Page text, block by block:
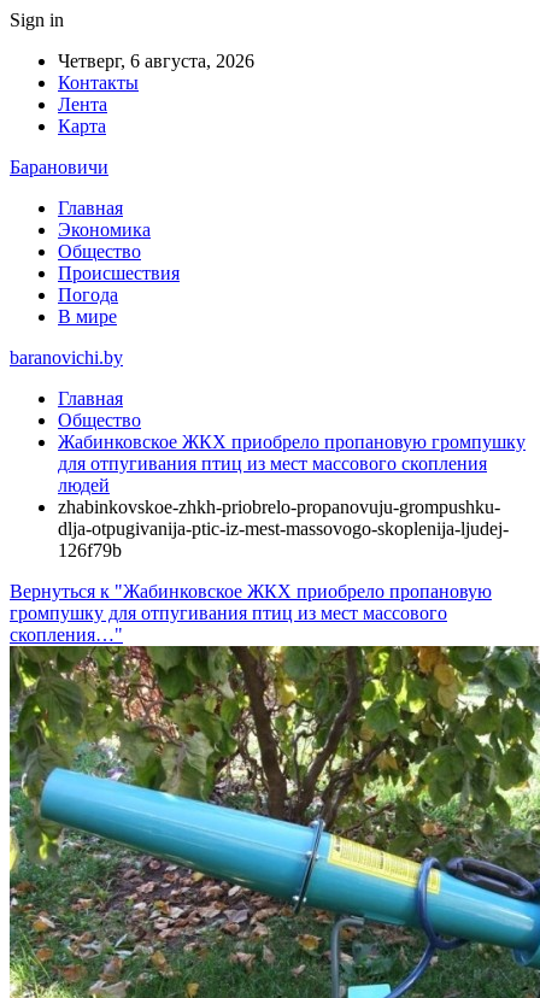
Sign in
Четверг, 6 августа, 2026
Контакты
Лента
Карта
Барановичи
Главная
Экономика
Общество
Происшествия
Погода
В мире
baranovichi.by
Главная
Общество
Жабинковское ЖКХ приобрело пропановую громпушку
для отпугивания птиц из мест массового скопления
людей
zhabinkovskoe-zhkh-priobrelo-propanovuju-grompushku-
dlja-otpugivanija-ptic-iz-mest-massovogo-skoplenija-ljudej-
126f79b
Вернуться к "Жабинковское ЖКХ приобрело пропановую
громпушку для отпугивания птиц из мест массового
скопления…"